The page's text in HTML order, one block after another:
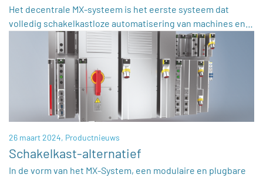
Het decentrale MX-systeem is het eerste systeem dat
volledig schakelkastloze automatisering van machines en…
26 maart 2024, Productnieuws
Schakelkast-alternatief
In de vorm van het MX-System, een modulaire en plugbare